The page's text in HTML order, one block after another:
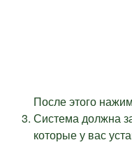
После этого
Система должна
которые у вас